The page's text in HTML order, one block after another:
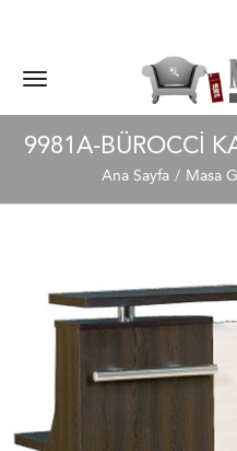
9981A-BÜROCCI
Ana Sayfa Masa